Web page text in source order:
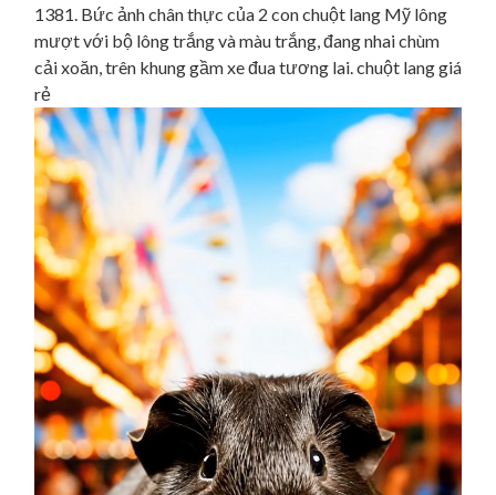
1381. Bức ảnh chân thực của 2 con chuột lang Mỹ lông
mượt với bộ lông trắng và màu trắng, đang nhai chùm
cải xoăn, trên khung gầm xe đua tương lai. chuột lang giá
rẻ